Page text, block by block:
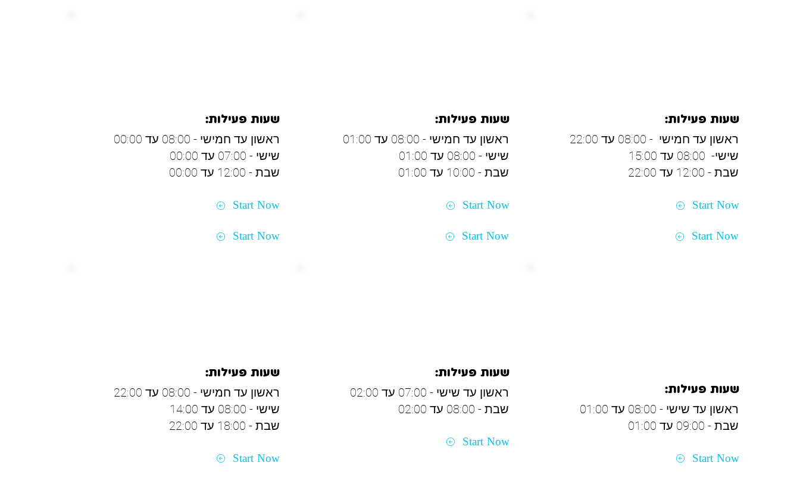
שעות פעילות:
ראשון עד חמישי - 08:00 עד 22:00
שישי- 08:00 עד 15:00
שבת - 12:00 עד 22:00
Start Now
Start Now
שעות פעילות:
ראשון עד חמישי - 08:00 עד 01:00
שישי - 08:00 עד 01:00
שבת - 10:00 עד 01:00
Start Now
Start Now
שעות פעילות:
ראשון עד חמישי - 08:00 עד 00:00
שישי - 07:00 עד 00:00
שבת - 12:00 עד 00:00
Start Now
Start Now
שעות פעילות:
ראשון עד שישי - 08:00 עד 01:00
שבת - 09:00 עד 01:00
Start Now
שעות פעילות:
ראשון עד שישי - 07:00 עד 02:00
שבת - 08:00 עד 02:00
Start Now
שעות פעילות:
ראשון עד חמישי - 08:00 עד 22:00
שישי - 08:00 עד 14:00
שבת - 18:00 עד 22:00
Start Now